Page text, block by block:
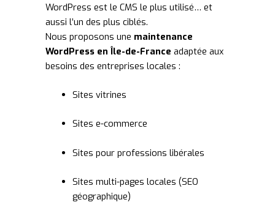
WordPress est le CMS le plus utilisé… et
aussi l’un des plus ciblés.
Nous proposons une maintenance
WordPress en Île-de-France adaptée aux
besoins des entreprises locales :
Sites vitrines
Sites e-commerce
Sites pour professions libérales
Sites multi-pages locales (SEO
géographique)